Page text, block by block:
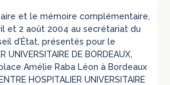
et le mémoire complémentaire,
et 2 août 2004 au secrétariat du
d’État, présentés pour le
UNIVERSITAIRE DE BORDEAUX,
Amélie Raba Léon à Bordeaux
HOSPITALIER UNIVERSITAIRE